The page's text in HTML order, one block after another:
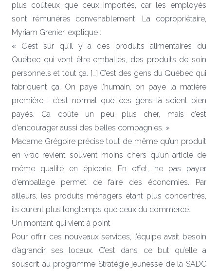
plus coûteux que ceux importés, car les employés
sont rémunérés convenablement. La copropriétaire,
Myriam Grenier, explique :
« C’est sûr qu’il y a des produits alimentaires du
Québec qui vont être emballés, des produits de soin
personnels et tout ça. […] C’est des gens du Québec qui
fabriquent ça. On paye l’humain, on paye la matière
première : c’est normal que ces gens-là soient bien
payés. Ça coûte un peu plus cher, mais c’est
d’encourager aussi des belles compagnies. »
Madame Grégoire précise tout de même qu’un produit
en vrac revient souvent moins chers qu’un article de
même qualité en épicerie. En effet, ne pas payer
d’emballage permet de faire des économies. Par
ailleurs, les produits ménagers étant plus concentrés,
ils durent plus longtemps que ceux du commerce.
Un montant qui vient à point
Pour offrir ces nouveaux services, l’équipe avait besoin
d’agrandir ses locaux. C’est dans ce but qu’elle a
souscrit au programme Stratégie jeunesse de la SADC